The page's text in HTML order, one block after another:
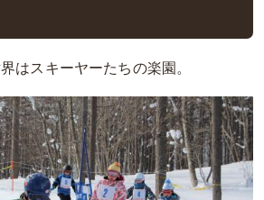
はスキーヤーたちの楽園。